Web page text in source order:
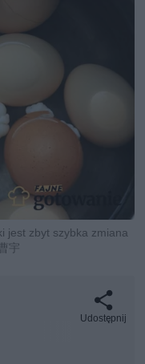
jest zbyt szybka zmiana
宇
Udostępnij